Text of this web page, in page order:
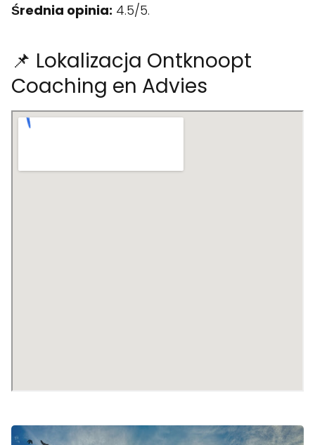
Średnia opinia: 4.5/5.
📌 Lokalizacja Ontknoopt
Coaching en Advies